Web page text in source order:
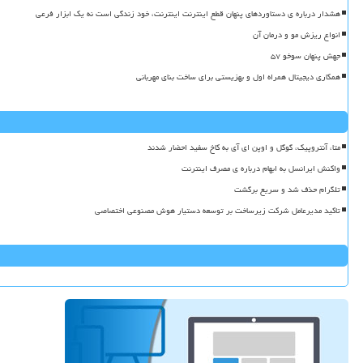
هشدار درباره ی دستاوردهای پنهان قطع اینترنت اینترنت، خود زندگی است نه یک ابزار فرعی
انواع ریزش مو و درمان آن
جهش پنهان سوخو ۵۷
همکاری دیجیتال همراه اول و بهزیستی برای ساخت بنای مهربانی
متا، آنتروپیک، گوگل و اوپن ای آی به کاخ سفید احضار شدند
واکنش ایرانسل به ابهام درباره ی مصرف اینترنت
تلگرام حذف شد و سریع برگشت
تاکید مدیرعامل شرکت زیرساخت بر توسعه دستیار هوش مصنوعی اختصاصی